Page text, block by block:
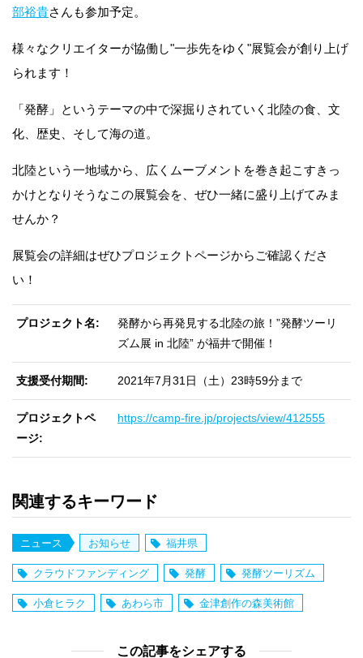
部裕貴さんも参加予定。
様々なクリエイターが協働し"一歩先をゆく"展覧会が創り上げ
られます！
「発酵」というテーマの中で深掘りされていく北陸の食、文
化、歴史、そして海の道。
北陸という一地域から、広くムーブメントを巻き起こすきっ
かけとなりそうなこの展覧会を、ぜひ一緒に盛り上げてみま
せんか？
展覧会の詳細はぜひプロジェクトページからご確認くださ
い！
プロジェクト名
発酵から再発見する北陸の旅！”発酵ツーリ
ズム展 in 北陸” が福井で開催！
支援受付期間 2021年7月31日（土）23時59分まで
プロジェクトペ
ージ
https://camp-fire.jp/projects/view/412555
関連するキーワード
ニュース お知らせ 福井県
クラウドファンディング 発酵 発酵ツーリズム
小倉ヒラク あわら市 金津創作の森美術館
この記事をシェアする